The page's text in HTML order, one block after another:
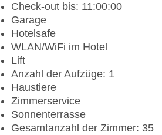
Check-out bis: 11:00:00
Garage
Hotelsafe
WLAN/WiFi im Hotel
Lift
Anzahl der Aufzüge: 1
Haustiere
Zimmerservice
Sonnenterrasse
Gesamtanzahl der Zimmer: 35